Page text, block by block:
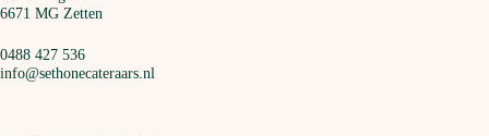
6671 MG Zetten
0488 427 536
info@sethonecateraars.nl